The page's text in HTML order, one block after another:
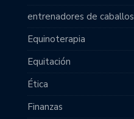
entrenadores de caballos
Equinoterapia
Equitación
Ética
Finanzas